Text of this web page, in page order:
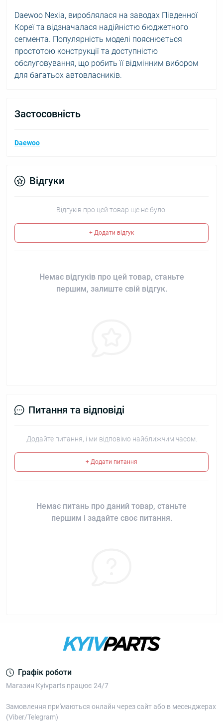
Daewoo Nexia, вироблялася на заводах Південної
Кореї та відзначалася надійністю бюджетного
сегмента. Популярність моделі пояснюється
простотою конструкції та доступністю
обслуговування, що робить її відмінним вибором
для багатьох автовласників.
Застосовність
Daewoo
Відгуки
Відгуків про цей товар ще не було.
+ Додати відгук
Немає відгуків про цей товар, станьте
першим, залиште свій відгук.
Питання та відповіді
Додайте питання, і ми відповімо найближчим часом.
+ Додати питання
Немає питань про даний товар, станьте
першим і задайте своє питання.
Графік роботи
Магазин Kyivparts працює 24/7
Замовлення при'маються онлайн через сайт або в месенджерах
(Viber/Telegram)